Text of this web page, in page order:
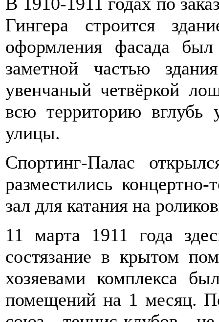
Гингера строится
оформления фасада
заметной частью
увенчаный четвёркой
всю территорию вглубь
улицы.
Спортинг-Палас
разместились
зал для катания на
11 марта 1911 года
состязание в крытом
хозяевами комплекса
помещений на 1 месяц.